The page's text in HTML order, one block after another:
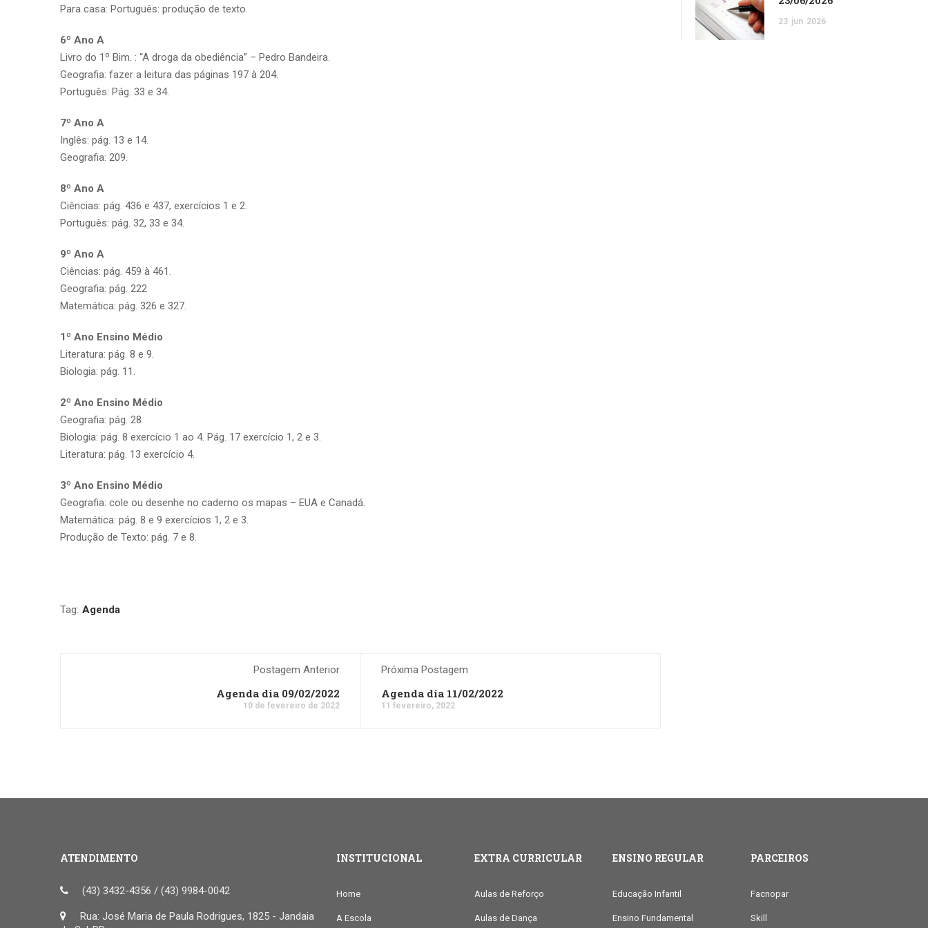
Para casa: Português: produção de texto.
6º Ano A
Livro do 1º Bim. : “A droga da obediência” – Pedro Bandeira.
Geografia: fazer a leitura das páginas 197 à 204.
Português: Pág. 33 e 34.
7º Ano A
Inglês: pág. 13 e 14.
Geografia: 209.
8º Ano A
Ciências: pág. 436 e 437, exercícios 1 e 2.
Português: pág. 32, 33 e 34.
9º Ano A
Ciências: pág. 459 à 461.
Geografia: pág. 222
Matemática: pág. 326 e 327.
1º Ano Ensino Médio
Literatura: pág. 8 e 9.
Biologia: pág. 11.
2º Ano Ensino Médio
Geografia: pág. 28
Biologia: pág. 8 exercício 1 ao 4. Pág. 17 exercício 1, 2 e 3.
Literatura: pág. 13 exercício 4.
3º Ano Ensino Médio
Geografia: cole ou desenhe no caderno os mapas – EUA e Canadá.
Matemática: pág. 8 e 9 exercícios 1, 2 e 3.
Produção de Texto: pág. 7 e 8.
Tag: Agenda
Postagem Anterior
Agenda dia 09/02/2022
10 de fevereiro de 2022
Próxima Postagem
Agenda dia 11/02/2022
11 fevereiro, 2022
23 jun 2026
ATENDIMENTO
(43) 3432-4356 / (43) 9984-0042
Rua: José Maria de Paula Rodrigues, 1825 - Jandaia
INSTITUCIONAL
Home
A Escola
EXTRA CURRICULAR
Aulas de Reforço
Aulas de Dança
ENSINO REGULAR
Educação Infantil
Ensino Fundamental
PARCEIROS
Facnopar
Skill